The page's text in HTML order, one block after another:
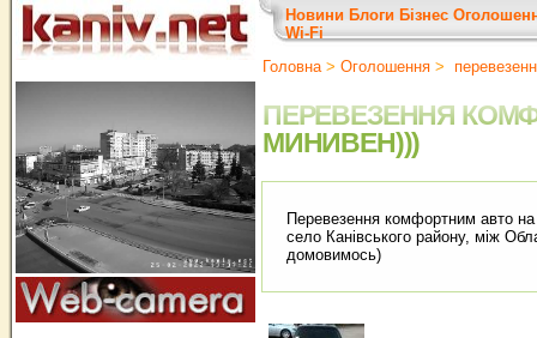
Новини Блоги Бізнес
Wi-Fi
Головна> Оголошення >
ПЕРЕВЕЗЕННЯ
МИНИВЕН)))
Перевезення комфортним авто
село Канівського району, між
домовимось)